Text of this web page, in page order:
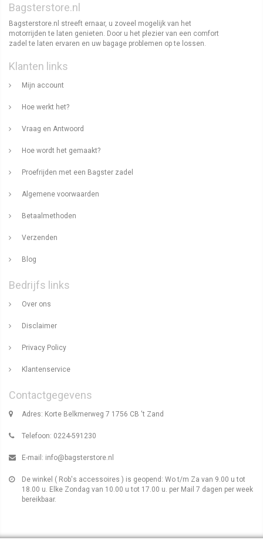
Bagsterstore.nl
Bagsterstore.nl streeft ernaar, u zoveel mogelijk van het
motorrijden te laten genieten. Door u het plezier van een comfort
zadel te laten ervaren en uw bagage problemen op te lossen.
Klanten links
Mijn account
Hoe werkt het?
Vraag en Antwoord
Hoe wordt het gemaakt?
Proefrijden met een Bagster zadel
Algemene voorwaarden
Betaalmethoden
Verzenden
Blog
Bedrijfs links
Over ons
Disclaimer
Privacy Policy
Klantenservice
Contactgegevens
Adres: Korte Belkmerweg 7 1756 CB 't Zand
Telefoon: 0224-591230
E-mail: info@bagsterstore.nl
De winkel ( Rob's accessoires ) is geopend: Wo t/m Za van 9.00 u tot
18.00 u. Elke Zondag van 10.00 u tot 17.00 u. per Mail 7 dagen per week
bereikbaar.